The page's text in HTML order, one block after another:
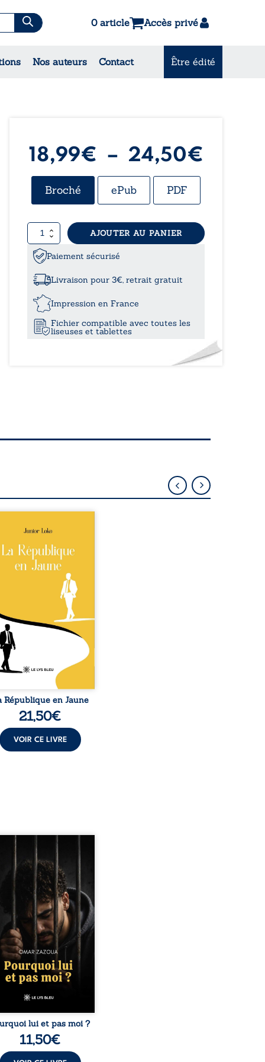
0 article Accès privé
Nos auteurs Contact Être édité
& Contes
18,99€ – 24,50€
Broché ePub PDF
quantité
de
Nulle
raison
d'être
AJOUTER AU PANIER
Paiement sécurisé
Livraison pour 3€, retrait gratuit
Impression en France
Fichier compatible avec toutes les
liseuses et tablettes
la naissance de
de races différentes
l’ordre établi :
est Noir et Junior est
bien que nés d’un
de Noirs. Très vite,
attire les médias
et transforme
blanc en une figure
sacrée, investie,
certains, d’une mission
Cependant, sous
couvert de ...
République en Jaune
21,50€
VOIR CE LIVRE
lui et pas moi ?
le parcours de l’auteur
par les mauvais choix,
et l’épreuve de
Mais il dévoile
les espoirs qui lui
de ne pas renoncer.
d’une histoire
ce témoignage
le destin, la
la résilience et
de se
malgré les
obstacles. Un ouvrage ...
lui et pas moi ?
11,50€